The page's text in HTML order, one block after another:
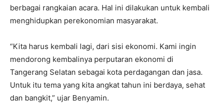
berbagai rangkaian acara. Hal ini dilakukan untuk kembali
menghidupkan perekonomian masyarakat.
“Kita harus kembali lagi, dari sisi ekonomi. Kami ingin
mendorong kembalinya perputaran ekonomi di
Tangerang Selatan sebagai kota perdagangan dan jasa.
Untuk itu tema yang kita angkat tahun ini berdaya, sehat
dan bangkit,” ujar Benyamin.